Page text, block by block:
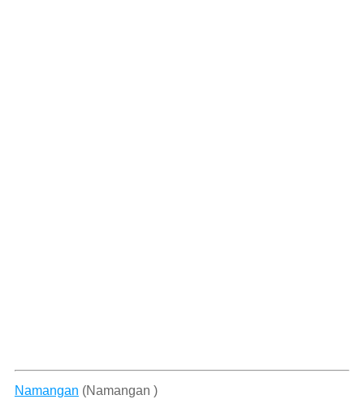
Namangan (Namangan )